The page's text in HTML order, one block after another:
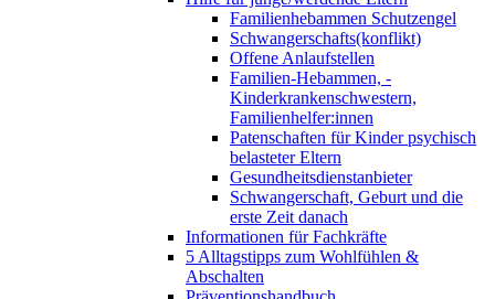
Familienhebammen Schutzengel
Schwangerschafts(konflikt)
Offene Anlaufstellen
Familien-Hebammen, -
Kinderkrankenschwestern,
Familienhelfer:innen
Patenschaften für Kinder psychisch
belasteter Eltern
Gesundheitsdienstanbieter
Schwangerschaft, Geburt und die
erste Zeit danach
Informationen für Fachkräfte
5 Alltagstipps zum Wohlfühlen &
Abschalten